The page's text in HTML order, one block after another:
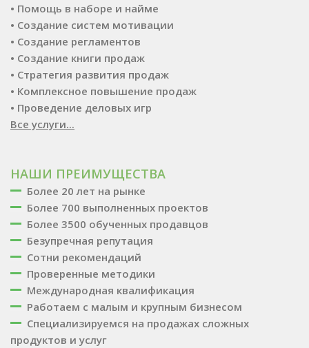
• Помощь в наборе и найме
• Создание систем мотивации
• Создание регламентов
• Создание книги продаж
• Стратегия развития продаж
• Комплексное повышение продаж
• Проведение деловых игр
Все услуги...
НАШИ ПРЕИМУЩЕСТВА
Более 20 лет на рынке
Более 700 выполненных проектов
Более 3500 обученных продавцов
Безупречная репутация
Сотни рекомендаций
Проверенные методики
Международная квалификация
Работаем с малым и крупным бизнесом
Специализируемся на продажах сложных
продуктов и услуг